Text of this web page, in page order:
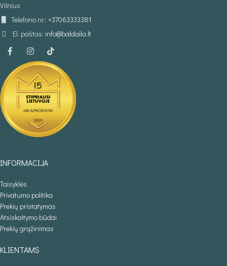
Vilnius
Telefono nr.: +37063333381
El. paštas: info@baldaila.lt
INFORMACIJA
Taisyklės
Privatumo politika
Prekių pristatymas
Atsiskaitymo būdai
Prekių grąžinimas
KLIENTAMS